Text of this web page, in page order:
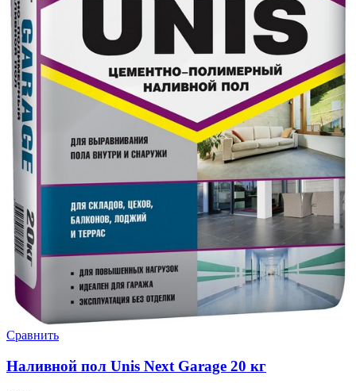
Сравнить
Наливной пол Unis Next Garage 20 кг